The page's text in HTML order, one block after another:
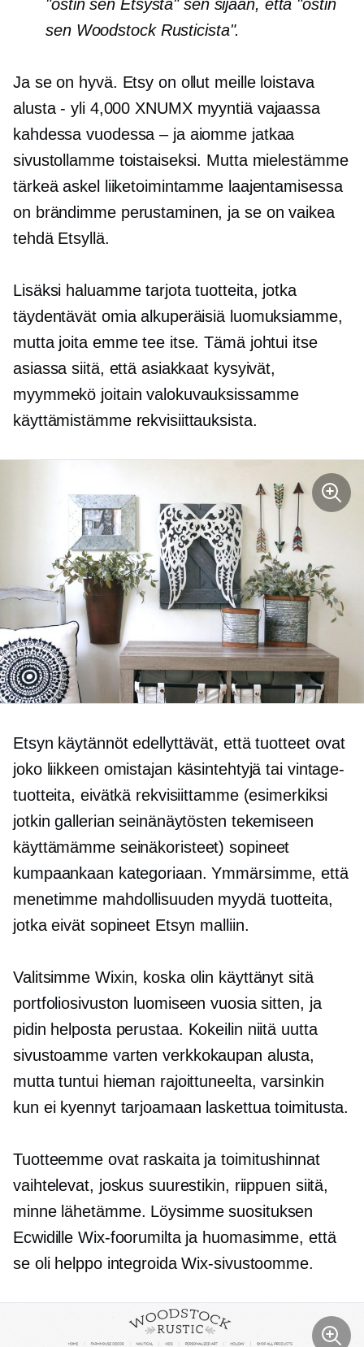
"ostin sen Etsystä" sen sijaan, että "ostin
sen Woodstock Rusticista".
Ja se on hyvä. Etsy on ollut meille loistava
alusta- yli 4,000 XNUMX myyntiä vajaassa
kahdessa vuodessa – ja aiomme jatkaa
sivustollamme toistaiseksi. Mutta mielestämme
tärkeä askel liiketoimintamme laajentamisessa
on brändimme perustaminen, ja se on vaikea
tehdä Etsyllä.
Lisäksi haluamme tarjota tuotteita, jotka
täydentävät omia alkuperäisiä luomuksiamme,
mutta joita emme tee itse. Tämä johtui itse
asiassa siitä, että asiakkaat kysyivät,
myymmekö joitain valokuvauksissamme
käyttämistämme rekvisiittauksista.
Etsyn käytännöt edellyttävät, että tuotteet ovat
joko liikkeen omistajan käsintehtyjä tai vintage-
tuotteita, eivätkä rekvisiittamme (esimerkiksi
jotkin gallerian seinänäytösten tekemiseen
käyttämämme seinäkoristeet) sopineet
kumpaankaan kategoriaan. Ymmärsimme, että
menetimme mahdollisuuden myydä tuotteita,
jotka eivät sopineet Etsyn malliin.
Valitsimme Wixin, koska olin käyttänyt sitä
portfoliosivuston luomiseen vuosia sitten, ja
pidin helposta perustaa. Kokeilin niitä uutta
sivustoamme vartenverkkokaupan alusta,
mutta tuntui hieman rajoittuneelta, varsinkin
kun ei kyennyt tarjoamaan laskettua toimitusta.
Tuotteemme ovat raskaita ja toimitushinnat
vaihtelevat, joskus suurestikin, riippuen siitä,
minne lähetämme. Löysimme suosituksen
Ecwidille Wix-foorumilta ja huomasimme, että
se oli helppo integroida Wix-sivustoomme.